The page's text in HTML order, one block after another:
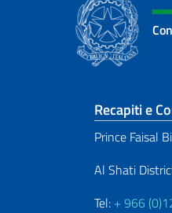
Recapiti e
Prince Faisal
Al Shati
Tel: + 966